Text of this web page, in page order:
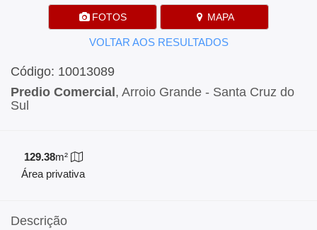
FOTOS MAPA
VOLTAR AOS RESULTADOS
Código: 10013089
Predio Comercial , Arroio Grande - Santa Cruz do
Sul
129.38m²
Área privativa
Descrição